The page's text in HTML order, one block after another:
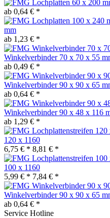
ab 0,64 € *
mm
ab 1,23 € *
Winkelverbinder 70 x 70 x 55
ab 0,49 € *
Winkelverbinder 90 x 90 x 65
ab 0,64 € *
Winkelverbinder 90 x 48 x 116
ab 1,29 € *
120 x 1160
6,75 € * 8,81 € *
100 x 1160
5,99 € * 7,84 € *
Winkelverbinder 90 x 90 x 65
ab 0,64 € *
Service Hotline